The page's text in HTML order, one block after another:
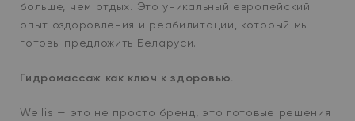
больше, чем отдых. Это уникальный европейский
опыт оздоровления и реабилитации, который мы
готовы предложить Беларуси.
Гидромассаж как ключ к здоровью.
Wellis — это не просто бренд, это готовые решения